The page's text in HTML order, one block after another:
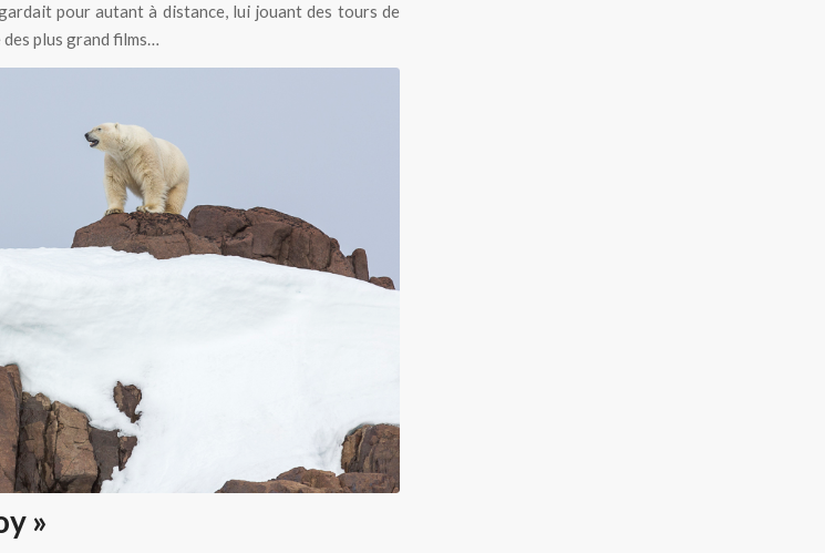
pour autant à distance, lui jouant des tours de
des plus grand films…
»